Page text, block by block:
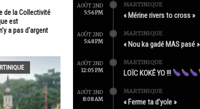
de la Collectivité
est
a pas d'argent
AOÛT 2ND
5:56 PM
MARTINIQUE
« Mérine rivers to cross »
AOÛT 2ND
5:48 PM
MARTINIQUE
« Nou ka gadé MAS pasé »
AOÛT 2ND
12:05 PM
MARTINIQUE
LOÏC KOKÉ YO !!!
AOÛT 2ND
8:08 AM
MARTINIQUE
« Ferme ta d’yole »